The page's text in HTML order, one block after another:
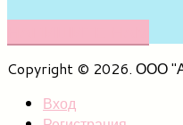
Copyright © 2026. ООО
Вход